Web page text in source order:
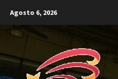
content
Agosto 6, 2026